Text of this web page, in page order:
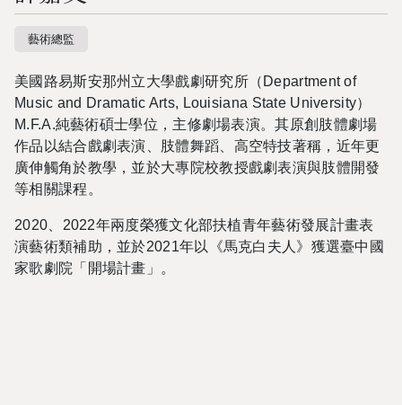
藝術總監
美國路易斯安那州立大學戲劇研究所（Department of
Music and Dramatic Arts, Louisiana State University）
M.F.A.純藝術碩士學位， 主修劇場表演。其原創肢體劇場
作品以結合戲劇表演、肢體舞蹈、高空特技著稱，近年更
廣伸觸角於教學，並於大專院校教授戲劇表演與肢體開發
等相關課程。
2020 、2022年兩度榮獲文化部扶植青年藝術發展計畫表
演藝術類補助，並於2021年以《馬克白夫人》獲選臺中國
家歌劇院「開場計畫」。